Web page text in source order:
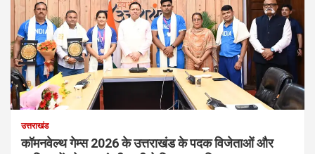
उत्तराखंड
कॉमनवेल्थ गेम्स 2026 के उत्तराखंड के पदक विजेताओं और